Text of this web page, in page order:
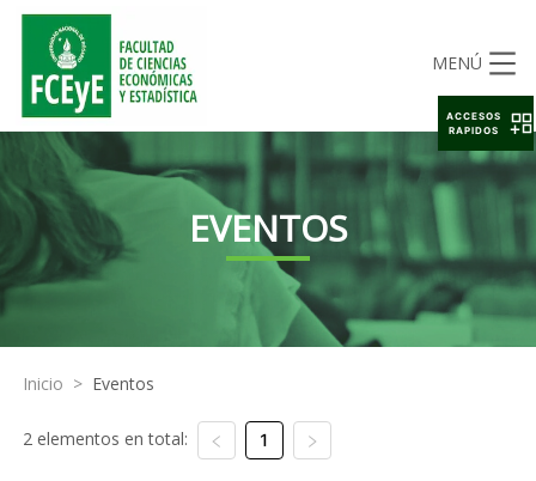
MENÚ
EVENTOS
Inicio > Eventos
2 elementos en total: 1
ACCESOS
RAPIDOS